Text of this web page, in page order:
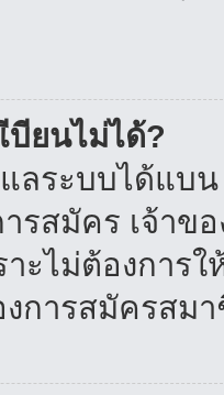
บียนไม่ได้?
ลระบบได้แบ
รสมัคร เจ้าข
ะไม่ต้องการ
การสมัครสม